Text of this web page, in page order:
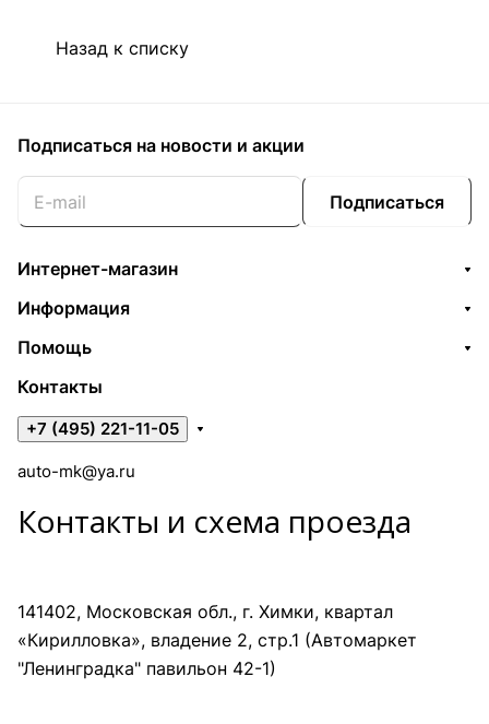
Назад к списку
Подписаться на новости и акции
Подписаться
Интернет-магазин
Информация
Помощь
Контакты
+7 (495) 221-11-05
auto-mk@ya.ru
Контакты и схема проезда
141402, Московская обл., г. Химки, квартал
«Кирилловка», владение 2, стр.1 (Автомаркет
"Ленинградка" павильон 42-1)